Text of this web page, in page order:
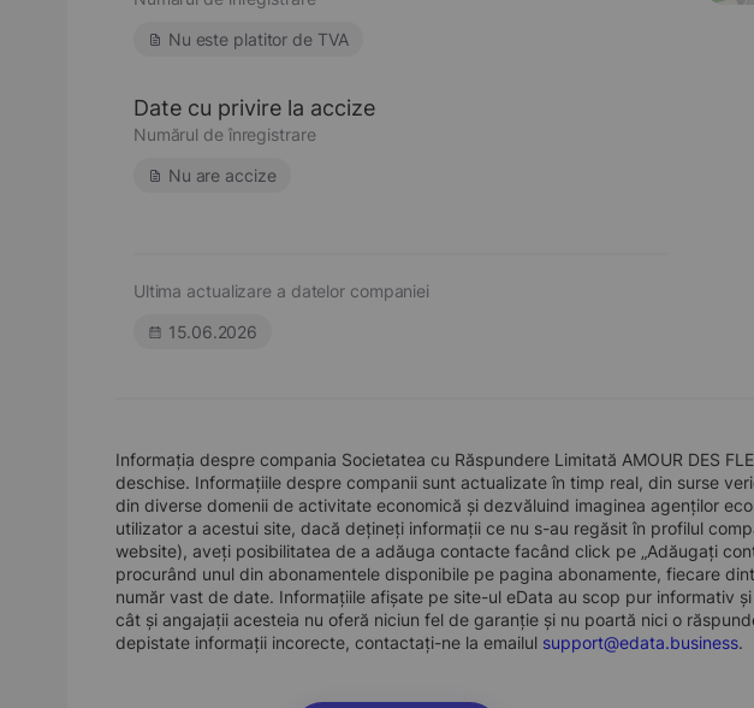
Nu este platitor de TVA
Date cu privire la accize
Numărul de înregistrare
Nu are accize
Ultima actualizare a datelor companiei
15.06.2026
Informația despre compania Societatea cu Răspundere Limitată AMOUR DES
deschise. Informațiile despre companii sunt actualizate în timp real, din surse
din diverse domenii de activitate economică și dezvăluind imaginea agenților
utilizator a acestui site, dacă dețineți informații ce nu s-au regăsit în profilul
website), aveți posibilitatea de a adăuga contacte facând click pe „Adăugați
procurând unul din abonamentele disponibile pe pagina abonamente, fiecare
număr vast de date. Informațiile afișate pe site-ul eData au scop pur informativ
cât și angajații acesteia nu oferă niciun fel de garanție și nu poartă nici o
depistate informații incorecte, contactați-ne la emailul support@edata.business.